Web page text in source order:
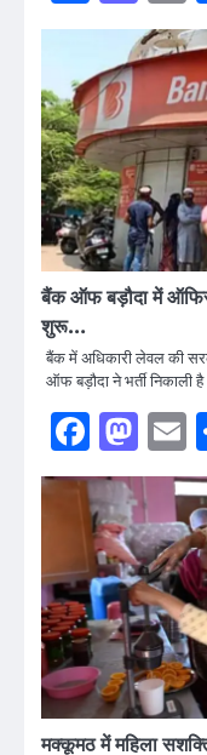
बैंक ऑफ बड़ौदा में
शुरू…
बैंक में अधिकारी लेवल की
ऑफ बड़ौदा ने भर्ती निकाली
मक्कूमठ में महिला